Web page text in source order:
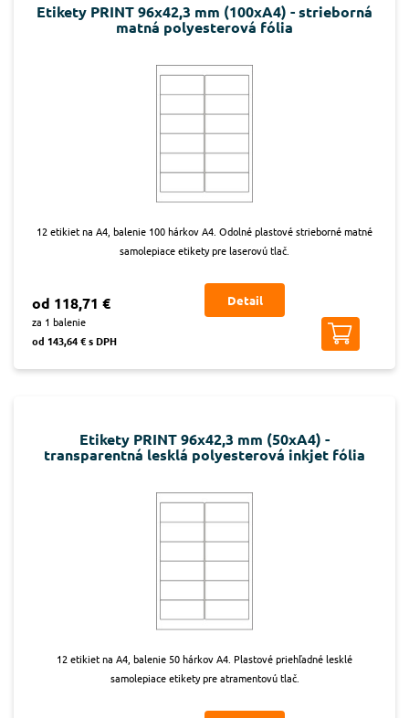
Etikety PRINT 96x42,3 mm (100xA4) - strieborná
matná polyesterová fólia
12 etikiet na A4, balenie 100 hárkov A4. Odolné plastové strieborné matné
samolepiace etikety pre laserovú tlač.
od 118,71 €
za 1 balenie
od 143,64 € s DPH
Detail
Etikety PRINT 96x42,3 mm (50xA4) -
transparentná lesklá polyesterová inkjet fólia
12 etikiet na A4, balenie 50 hárkov A4. Plastové priehľadné lesklé
samolepiace etikety pre atramentovú tlač.